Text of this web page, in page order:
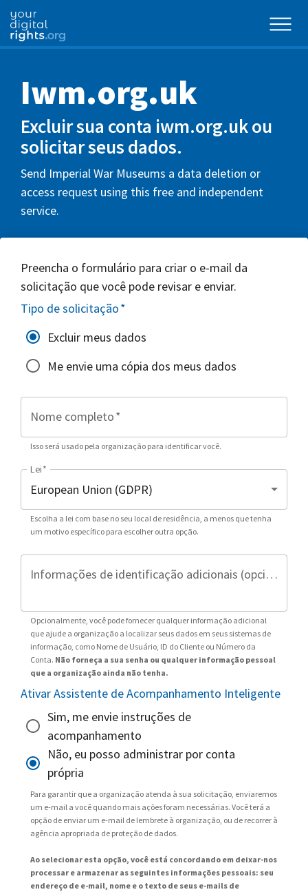
Iwm.org.uk
Excluir sua conta iwm.org.uk ou
solicitar seus dados.
Send Imperial War Museums a data deletion or
access request using this free and independent
service.
Preencha o formulário para criar o e-mail da
solicitação que você pode revisar e enviar.
Tipo de solicitação*
Excluir meus dados
Me envie uma cópia dos meus dados
Nome completo*
Isso será usado pela organização para identificar você.
Lei*
Escolha a lei com base no seu local de residência, a menos que tenha
um motivo específico para escolher outra opção.
Informações de identificação adicionais (opcional)
Opcionalmente, você pode fornecer qualquer informação adicional
que ajude a organização a localizar seus dados em seus sistemas de
informação, como Nome de Usuário, ID do Cliente ou Número da
Conta. Não forneça a sua senha ou qualquer informação pessoal
que a organização ainda não tenha.
Ativar Assistente de Acompanhamento Inteligente
Sim, me envie instruções de
acompanhamento
Não, eu posso administrar por conta
própria
Para garantir que a organização atenda à sua solicitação, enviaremos
um e-mail a você quando mais ações foram necessárias. Você terá a
opção de enviar um e-mail de lembrete à organização, ou de recorrer à
agência apropriada de proteção de dados.
Ao selecionar esta opção, você está concordando em deixar-nos
processar e armazenar as seguintes informações pessoais: seu
endereço de e-mail, nome e o texto de seus e-mails de